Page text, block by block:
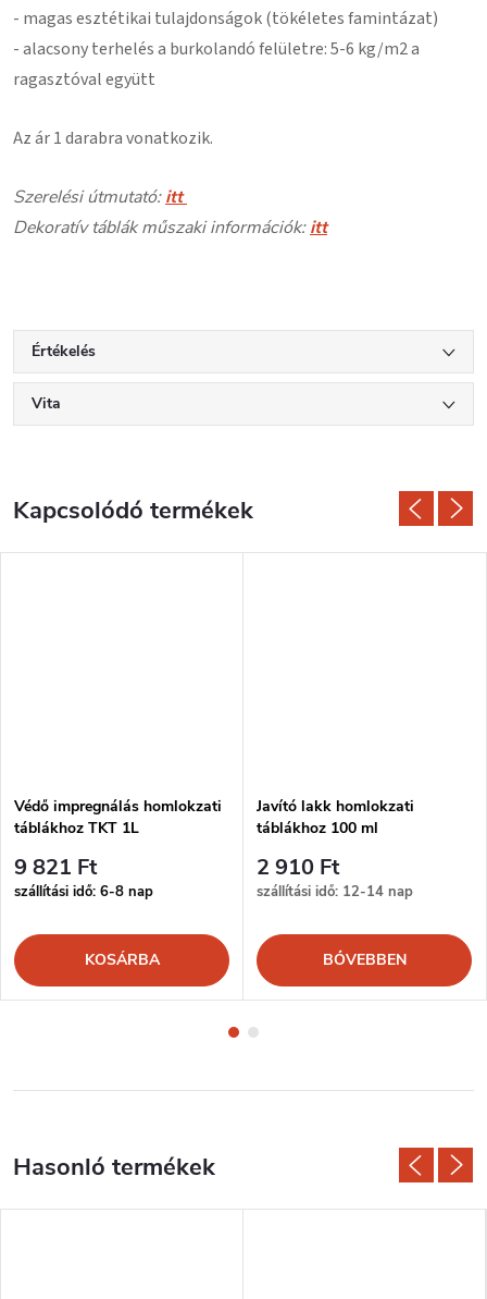
- magas esztétikai tulajdonságok (tökéletes famintázat)
- alacsony terhelés a burkolandó felületre: 5-6 kg/m2 a
ragasztóval együtt
Az ár 1 darabra vonatkozik.
Szerelési útmutató: itt
Dekoratív táblák műszaki információk:itt
Értékelés
Vita
Kapcsolódó termékek
Védő impregnálás homlokzati
táblákhoz TKT 1L
9 821 Ft
szállítási idő: 6-8 nap
KOSÁRBA
Javító lakk homlokzati
táblákhoz 100 ml
2 910 Ft
szállítási idő: 12-14 nap
BŐVEBBEN